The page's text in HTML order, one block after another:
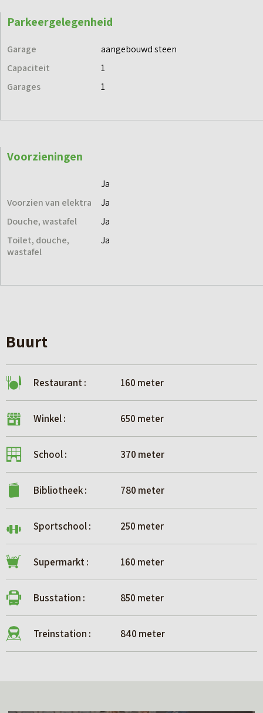
Parkeergelegenheid
Garage
aangebouwd steen
Capaciteit
1
Garages
1
Voorzieningen
Ja
Voorzien van elektra
Ja
Douche, wastafel
Ja
Toilet, douche,
wastafel
Ja
Buurt
Restaurant : 160 meter
Winkel : 650 meter
School : 370 meter
Bibliotheek : 780 meter
Sportschool : 250 meter
Supermarkt : 160 meter
Busstation : 850 meter
Treinstation : 840 meter